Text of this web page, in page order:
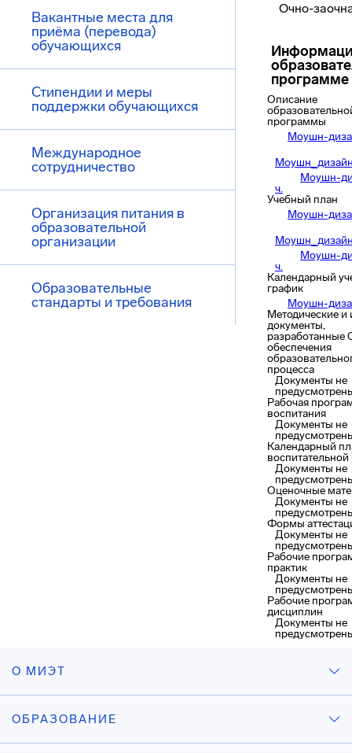
Вакантные места для
приёма (перевода)
обучающихся
Стипендии и меры
поддержки обучающихся
Международное
сотрудничество
Организация питания в
образовательной
организации
Образовательные
стандарты и требования
Очно-
программе
Описание
программы
Моушн-
Моушн-
ч.
Учебный план
Моушн-
Моушн-
ч.
Календарный
график
Моушн-
Методические и
документы,
разработанные
обеспечения
процесса
Документы не
Рабочая
воспитания
Документы не
Календарный
Документы не
Оценочные
Документы не
Формы
Документы не
Рабочие
практик
Документы не
Рабочие
дисциплин
Документы не
О МИЭТ
ОБРАЗОВАНИЕ